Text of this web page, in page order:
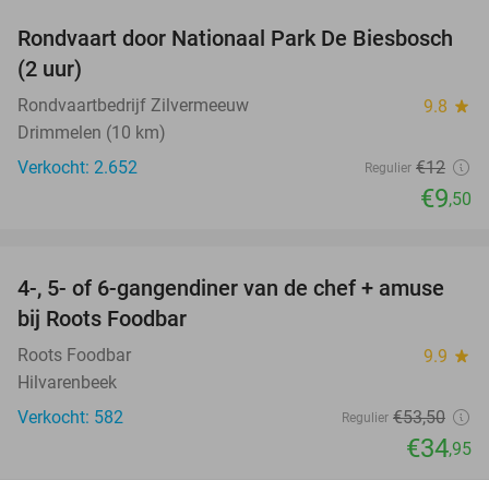
21%
Rondvaart door Nationaal Park De Biesbosch
(2 uur)
Rondvaartbedrijf Zilvermeeuw 9.8 star
Drimmelen (10 km)
Verkocht: 2.652
Regulier €12
€9,50
35%
4-, 5- of 6-gangendiner van de chef + amuse
bij Roots Foodbar
Roots Foodbar 9.9 star
Hilvarenbeek
Verkocht: 582
Regulier €53,50
€34,95